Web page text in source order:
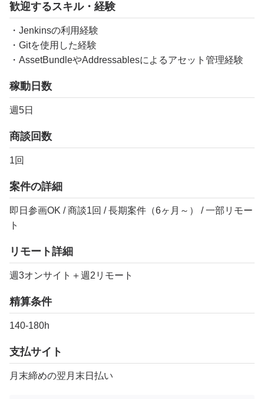
歓迎するスキル・経験
・Jenkinsの利用経験
・Gitを使用した経験
・AssetBundleやAddressablesによるアセット管理経験
稼動日数
週5日
商談回数
1回
案件の詳細
即日参画OK / 商談1回 / 長期案件（6ヶ月～） / 一部リモー
ト
リモート詳細
週3オンサイト＋週2リモート
精算条件
140‐180h
支払サイト
月末締めの翌月末日払い